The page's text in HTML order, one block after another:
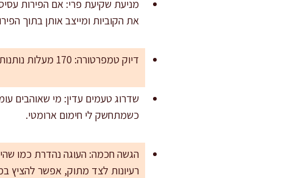
את הקוביות ומייצב אותן בתוך
דיוק טמפרטורה: 170 מעלות נותנות אפייה אחידה לעוגה עם הרבה פרי. חום גבוה יותר ישחים את החוץ לפני שהמרכז יתייצב.
כשמתחשק לי חימום ארומטי.
הגשה חכמה: העוגה נהדרת כמו
רעיונות לצד מתוק, אפשר להציץ